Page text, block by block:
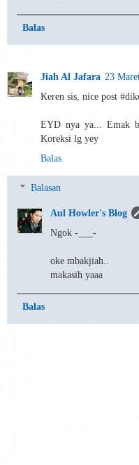
Balas
Jiah Al Jafara 23
Keren sis, nice post
EYD nya ya... Emak
Koreksi lg yey
Balas
Balasan
Aul Howler's Blog
Ngok -___-
oke mbakjiah..
makasih yaaa
Balas